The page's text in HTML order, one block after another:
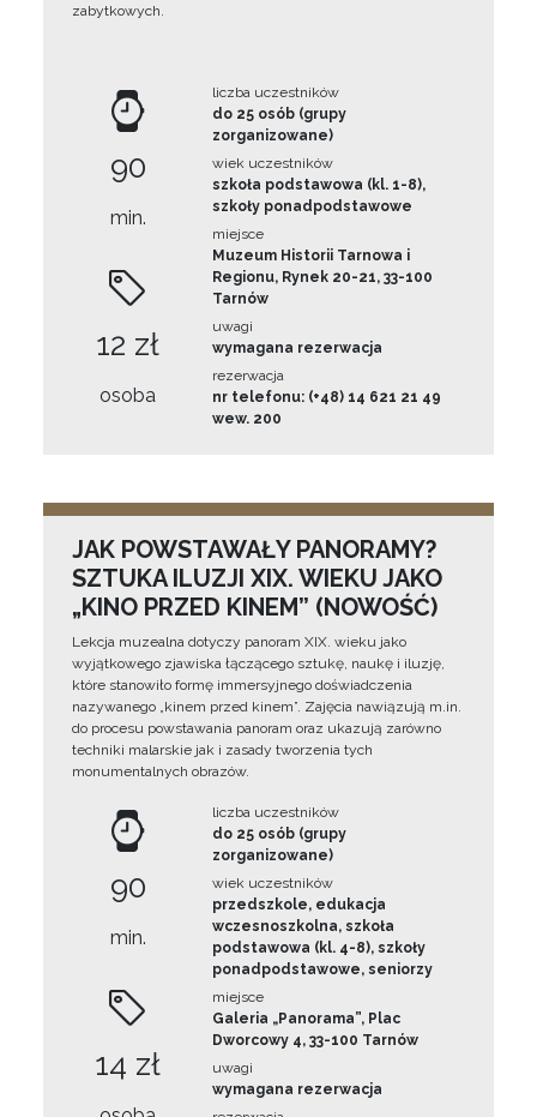
zabytkowych.
90
min.
12 zł
osoba
liczba uczestników
do 25 osób (grupy
zorganizowane)
wiek uczestników
szkoła podstawowa (kl. 1-8),
szkoły ponadpodstawowe
miejsce
Muzeum Historii Tarnowa i
Regionu, Rynek 20-21, 33-100
Tarnów
uwagi
wymagana rezerwacja
rezerwacja
nr telefonu: (+48) 14 621 21 49
wew. 200
JAK POWSTAWAŁY PANORAMY?
SZTUKA ILUZJI XIX. WIEKU JAKO
„KINO PRZED KINEM” (NOWOŚĆ)
Lekcja muzealna dotyczy panoram XIX. wieku jako
wyjątkowego zjawiska łączącego sztukę, naukę i iluzję,
które stanowiło formę immersyjnego doświadczenia
nazywanego „kinem przed kinem”. Zajęcia nawiązują m.in.
do procesu powstawania panoram oraz ukazują zarówno
techniki malarskie jak i zasady tworzenia tych
monumentalnych obrazów.
90
min.
14 zł
liczba uczestników
do 25 osób (grupy
zorganizowane)
wiek uczestników
przedszkole, edukacja
wczesnoszkolna, szkoła
podstawowa (kl. 4-8), szkoły
ponadpodstawowe, seniorzy
miejsce
Galeria „Panorama”, Plac
Dworcowy 4, 33-100 Tarnów
uwagi
wymagana rezerwacja